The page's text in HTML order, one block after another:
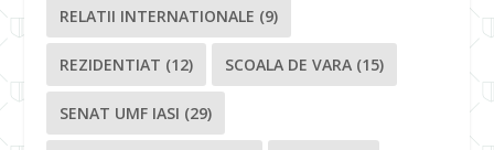
RELATII INTERNATIONALE (9)
REZIDENTIAT (12) SCOALA DE VARA (15)
SENAT UMF IASI (29)